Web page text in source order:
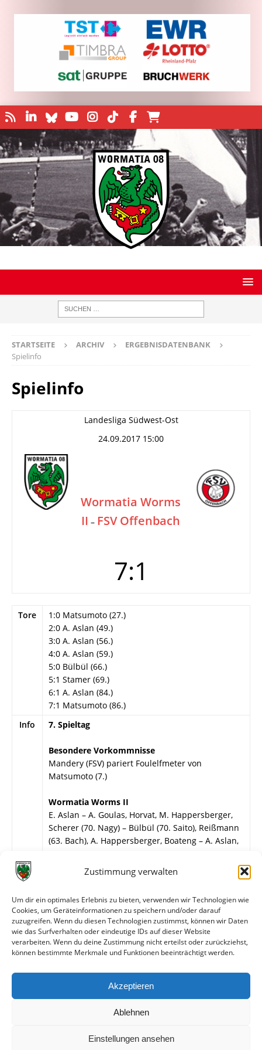
Zustimmung verwalten
Um dir ein optimales Erlebnis zu bieten, verwenden wir Technologien wie
Cookies, um Geräteinformationen zu speichern und/oder darauf
zuzugreifen. Wenn du diesen Technologien zustimmst, können wir Daten
wie das Surfverhalten oder eindeutige IDs auf dieser Website
verarbeiten. Wenn du deine Zustimmung nicht erteilst oder zurückziehst,
können bestimmte Merkmale und Funktionen beeinträchtigt werden.
Akzeptieren
Ablehnen
Einstellungen ansehen
STARTSEITE ARCHIV
ERGEBNISDATENBANK
Spielinfo
Spielinfo
Landesliga Südwest-Ost
24.09.2017 15:00
Wormatia Worms
II – FSV Offenbach
7:1
Tore
1:0 Matsumoto (27.)
2:0 A. Aslan (49.)
3:0 A. Aslan (56.)
4:0 A. Aslan (59.)
5:0 Bülbül (66.)
5:1 Stamer (69.)
6:1 A. Aslan (84.)
7:1 Matsumoto (86.)
Info
7. Spieltag
Besondere Vorkommnisse
Mandery (FSV) pariert Foulelfmeter von
Matsumoto (7.)
Wormatia Worms II
E. Aslan – A. Goulas, Horvat, M. Happersberger,
Scherer (70. Nagy) – Bülbül (70. Saito), Reißmann
(63. Bach), A. Happersberger, Boateng – A. Aslan,
Weitere Daten
Alle bisherigen Partien der beiden Mannschaften
anzeigen
Das sagen die Medien zum Spiel
Datum Quelle
Titel